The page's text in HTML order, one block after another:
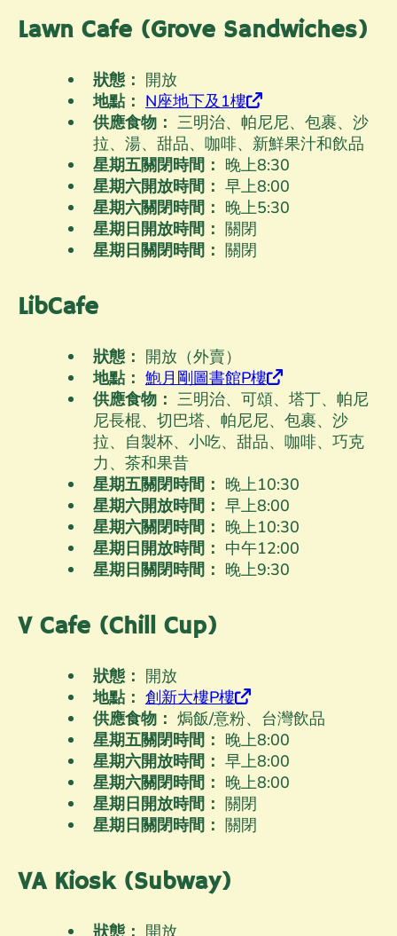
Lawn Cafe (Grove Sandwiches)
狀態： 開放
地點： N座地下及1樓
供應食物： 三明治、帕尼尼、包裹、沙
拉、湯、甜品、咖啡、新鮮果汁和飲品
星期五關閉時間： 晚上8:30
星期六開放時間： 早上8:00
星期六關閉時間： 晚上5:30
星期日開放時間： 關閉
星期日關閉時間： 關閉
LibCafe
狀態： 開放（外賣）
地點： 鮑月剛圖書館P樓
供應食物： 三明治、可頌、塔丁、帕尼
尼長棍、切巴塔、帕尼尼、包裹、沙
拉、自製杯、小吃、甜品、咖啡、巧克
力、茶和果昔
星期五關閉時間： 晚上10:30
星期六開放時間： 早上8:00
星期六關閉時間： 晚上10:30
星期日開放時間： 中午12:00
星期日關閉時間： 晚上9:30
V Cafe (Chill Cup)
狀態： 開放
地點： 創新大樓P樓
供應食物： 焗飯/意粉、台灣飲品
星期五關閉時間： 晚上8:00
星期六開放時間： 早上8:00
星期六關閉時間： 晚上8:00
星期日開放時間： 關閉
星期日關閉時間： 關閉
VA Kiosk (Subway)
狀態： 開放